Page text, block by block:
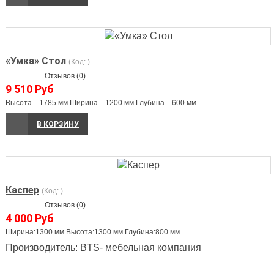
«Умка» Стол (Код: )
Отзывов (0)
9 510 Руб
Высота…1785 мм Ширина…1200 мм Глубина…600 мм
В КОРЗИНУ
Каспер (Код: )
Отзывов (0)
4 000 Руб
Ширина:1300 мм Высота:1300 мм Глубина:800 мм
Производитель: BTS- мебельная компания